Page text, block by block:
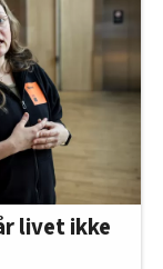
livet ikke